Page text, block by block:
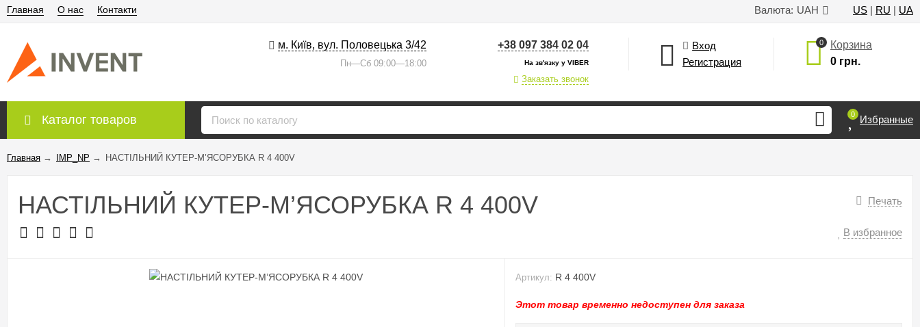
Валюта: UAH US | RU | UA
Главная О нас Контакти
м. Київ, вул. Половецька 3/42
Пн—Сб 09:00—18:00
+38 097 384 02 04
На зв'язку у VIBER
Заказать звонок
Вход
Регистрация
0
Корзина
0 грн.
Каталог товаров 0 Избранные
Главная → IMP_NP → НАСТІЛЬНИЙ КУТЕР-М’ЯСОРУБКА R 4 400V
Печать
НАСТІЛЬНИЙ КУТЕР-М’ЯСОРУБКА R 4 400V
В избранное
Артикул: R 4 400V
Этот товар временно недоступен для заказа